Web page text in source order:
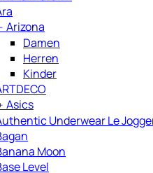
Arizona
Damen
Herren
Kinder
Asics
Underwear Le
Moon
Level